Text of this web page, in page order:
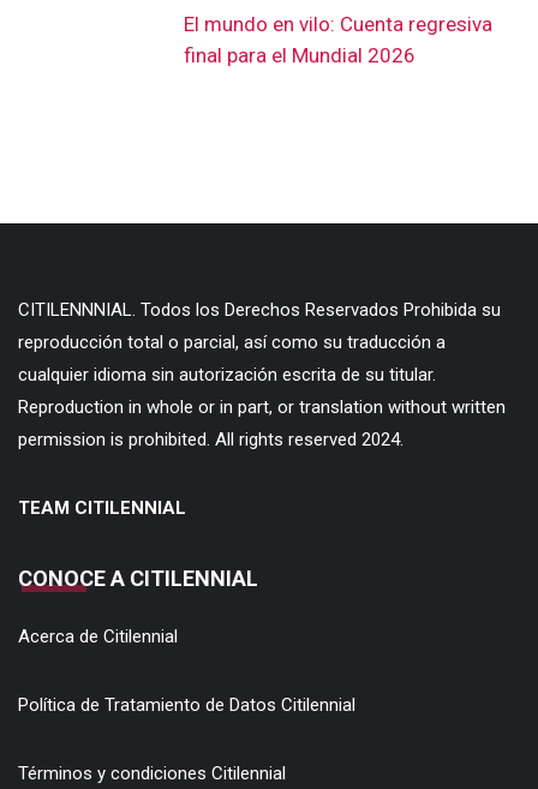
El mundo en vilo: Cuenta regresiva
final para el Mundial 2026
CITILENNNIAL. Todos los Derechos Reservados Prohibida su
reproducción total o parcial, así como su traducción a
cualquier idioma sin autorización escrita de su titular.
Reproduction in whole or in part, or translation without written
permission is prohibited. All rights reserved 2024.
TEAM CITILENNIAL
CONOCE A CITILENNIAL
Acerca de Citilennial
Política de Tratamiento de Datos Citilennial
Términos y condiciones Citilennial